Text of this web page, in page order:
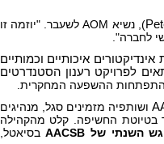
), נשיא AOM לשעבר. "יוזמה זו
לחברה".
איכותיים וכמותיים
לפרויקט רענון הסטנדרטים
ההשפעה המחקרית.
ושותפיה מזמינים סגל, מנהיגים
בטיוטת החשיפה. קלט מהקהילה
השנתי של AACSB בסיאטל,